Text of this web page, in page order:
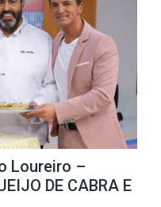
Loureiro –
DE CABRA E